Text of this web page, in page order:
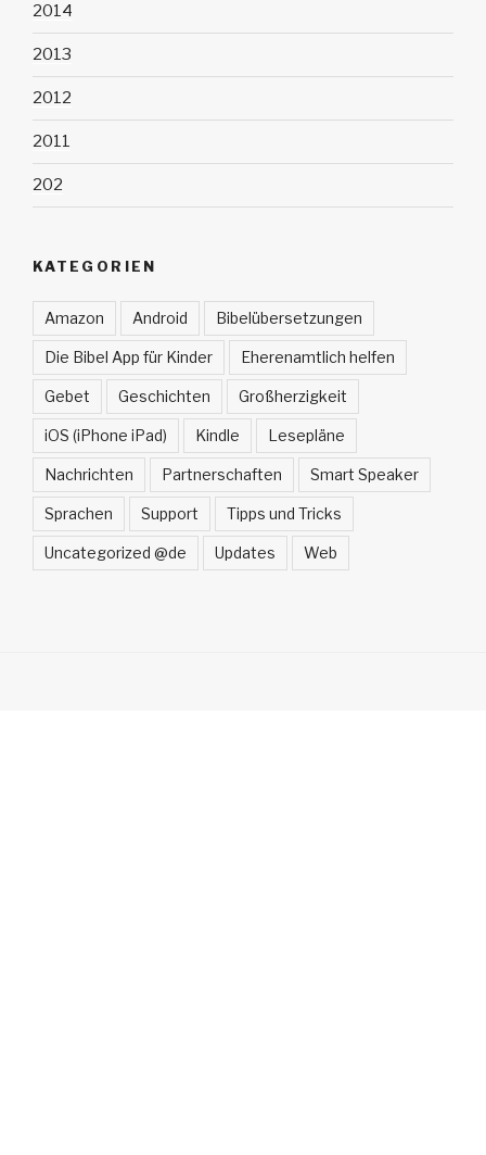
2014
2013
2012
2011
202
KATEGORIEN
Amazon Android Bibelübersetzungen
Die Bibel App für Kinder Eherenamtlich helfen
Gebet Geschichten Großherzigkeit
iOS (iPhone iPad) Kindle Lesepläne
Nachrichten Partnerschaften Smart Speaker
Sprachen Support Tipps und Tricks
Uncategorized @de Updates Web